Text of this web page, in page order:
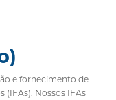
e fornecimento de
(IFAs). Nossos IFAs